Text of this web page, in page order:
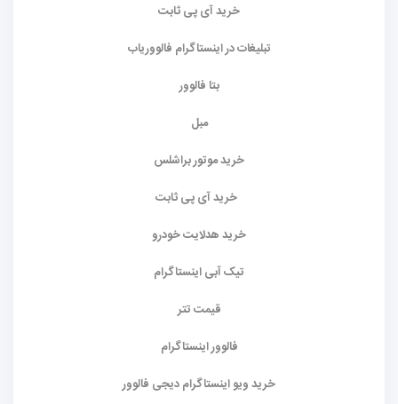
خرید آی پی ثابت
تبلیغات در اینستاگرام فالووریاب
بتا فالوور
مبل
خرید موتور براشلس
خرید آی پی ثابت
خرید هدلایت خودرو
تیک آبی اینستاگرام
قیمت تتر
فالوور اینستاگرام
خرید ویو اینستاگرام دیجی فالوور